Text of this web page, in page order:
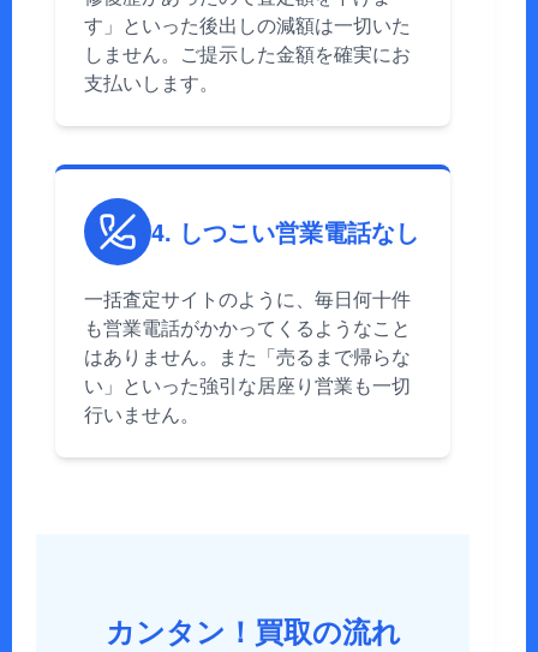
す」といった後出しの減額は一切いた
しません。ご提示した金額を確実にお
支払いします。
4. しつこい営業電話なし
一括査定サイトのように、毎日何十件
も営業電話がかかってくるようなこと
はありません。また「売るまで帰らな
い」といった強引な居座り営業も一切
行いません。
カンタン！買取の流れ